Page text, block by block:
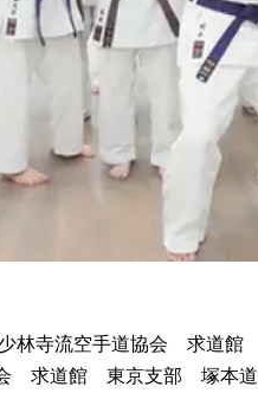
林寺流空手道協会 求道
求道館 東京支部 塚本道